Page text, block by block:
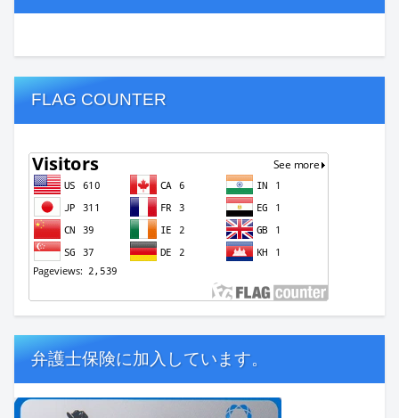
FLAG COUNTER
弁護士保険に加入しています。